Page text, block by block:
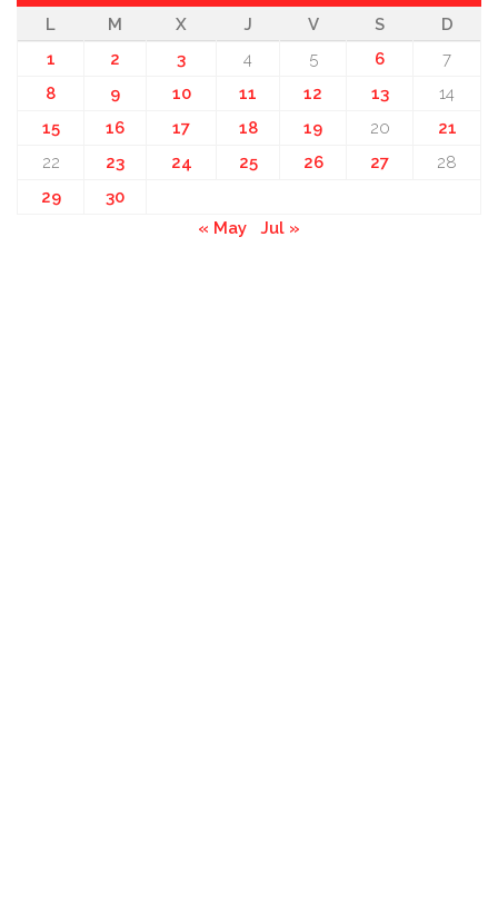
L
M X J V S
D
1
2 3 4 5 6
7
8
9 10 11 12 13
14
15
16 17 18 19 20
21
22
23 24 25 26 27
28
29
30
« May
Jul »